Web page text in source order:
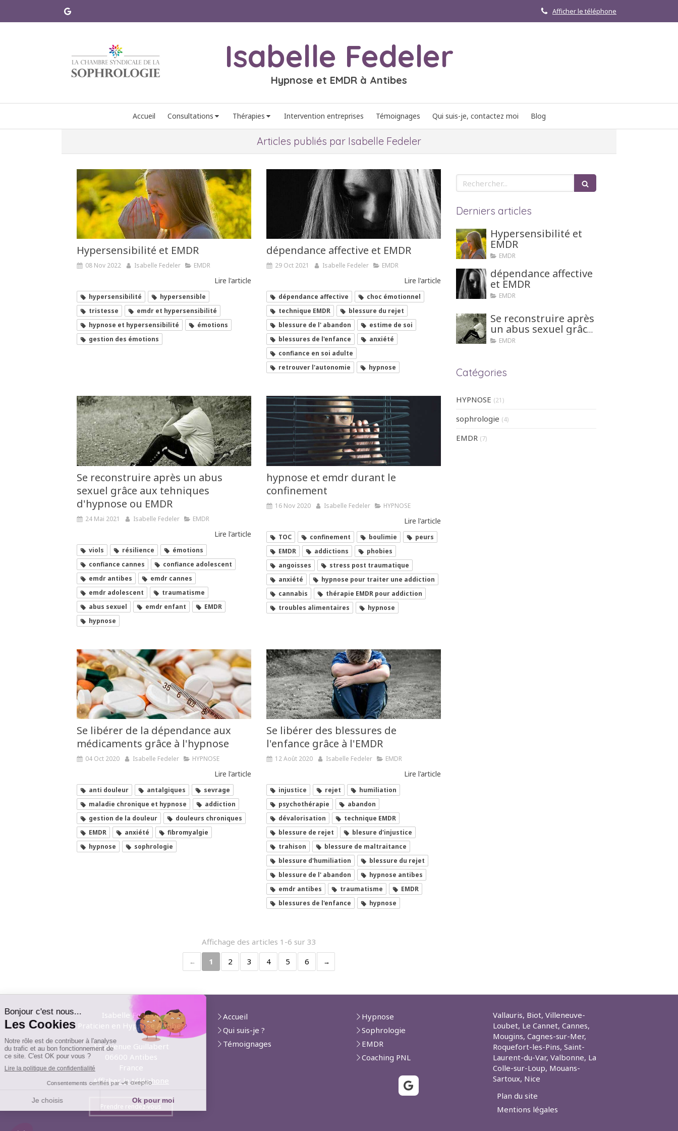
Afficher le téléphone
Isabelle Fedeler
Hypnose et EMDR à Antibes
Accueil Consultations Thérapies Intervention entreprises Témoignages Qui suis-je, contactez moi Blog
Articles publiés par Isabelle Fedeler
Hypersensibilité et EMDR
08 Nov 2022 Isabelle Fedeler EMDR
Lire l'article
hypersensibilité
hypersensible
tristesse
emdr et hypersensibilité
hypnose et hypersensibilité
émotions
gestion des émotions
dépendance affective et EMDR
29 Oct 2021 Isabelle Fedeler EMDR
Lire l'article
dépendance affective
choc émotionnel
technique EMDR
blessure du rejet
blessure de l' abandon
estime de soi
blessures de l'enfance
anxiété
confiance en soi adulte
retrouver l'autonomie
hypnose
Se reconstruire après un abus
sexuel grâce aux tehniques
d'hypnose ou EMDR
24 Mai 2021 Isabelle Fedeler EMDR
Lire l'article
viols résilience
émotions
confiance cannes
confiance adolescent
emdr antibes
emdr cannes
emdr adolescent
traumatisme
abus sexuel
emdr enfant
EMDR
hypnose
hypnose et emdr durant le
confinement
16 Nov 2020 Isabelle Fedeler HYPNOSE
Lire l'article
TOC confinement boulimie
peurs
EMDR
addictions
phobies
angoisses
stress post traumatique
anxiété
hypnose pour traiter une addiction
cannabis
thérapie EMDR pour addiction
troubles alimentaires
hypnose
Se libérer de la dépendance aux
médicaments grâce à l'hypnose
04 Oct 2020 Isabelle Fedeler HYPNOSE
Lire l'article
anti douleur antalgiques
sevrage
maladie chronique et hypnose
addiction
gestion de la douleur
douleurs chroniques
EMDR
anxiété
fibromyalgie
hypnose
sophrologie
Se libérer des blessures de
l'enfance grâce à l'EMDR
12 Août 2020 Isabelle Fedeler EMDR
Lire l'article
injustice rejet
humiliation
psychothérapie
abandon
dévalorisation
technique EMDR
blessure de rejet
blesure d'injustice
trahison
blessure de maltraitance
blessure d'humiliation
blessure du rejet
blessure de l' abandon
hypnose antibes
emdr antibes
traumatisme
EMDR
blessures de l'enfance
hypnose
Affichage des articles 1-6 sur 33
1
2 3 4 5 6
Rechercher
Derniers articles
Hypersensibilité et
EMDR
EMDR
dépendance affective
et EMDR
EMDR
Se reconstruire après
un abus sexuel grâce
aux tehniques
EMDR
Catégories
HYPNOSE (21)
sophrologie (4)
EMDR (7)
Isabelle Fedeler
Praticien en Hypnose Antibes
13 Avenue Guillabert
06600 Antibes
France
Afficher le téléphone
Prendre rendez-vous
Accueil
Qui suis-je ?
Témoignages
Hypnose
Sophrologie
EMDR
Coaching PNL
Vallauris, Biot, Villeneuve-
Loubet, Le Cannet, Cannes,
Mougins, Cagnes-sur-Mer,
Roquefort-les-Pins, Saint-
Laurent-du-Var, Valbonne, La
Colle-sur-Loup, Mouans-
Sartoux, Nice
Plan du site
Mentions légales